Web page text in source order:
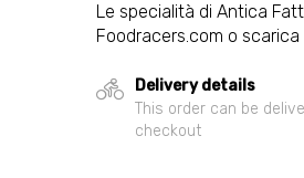
Le specialità di Antica
Foodracers.com o scarica
Delivery details
This order can be
checkout